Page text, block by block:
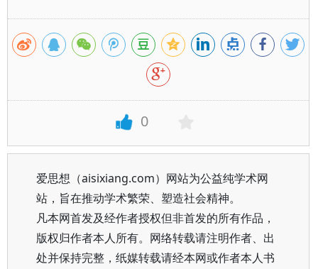
0
爱思想（aisixiang.com）网站为公益纯学术网
站，旨在推动学术繁荣、塑造社会精神。
凡本网首发及经作者授权但非首发的所有作品，
版权归作者本人所有。网络转载请注明作者、出
处并保持完整，纸媒转载请经本网或作者本人书